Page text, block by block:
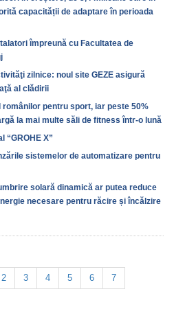
capacității de adaptare în perioada
împreună cu Facultatea de
zilnice: noul site GEZE asigură
al clădirii
pentru sport, iar peste 50%
la mai multe săli de fitness într-o lună
“GROHE X”
sistemelor de automatizare pentru
solară dinamică ar putea reduce
necesare pentru răcire și încălzire
2 3 4 5 6 7